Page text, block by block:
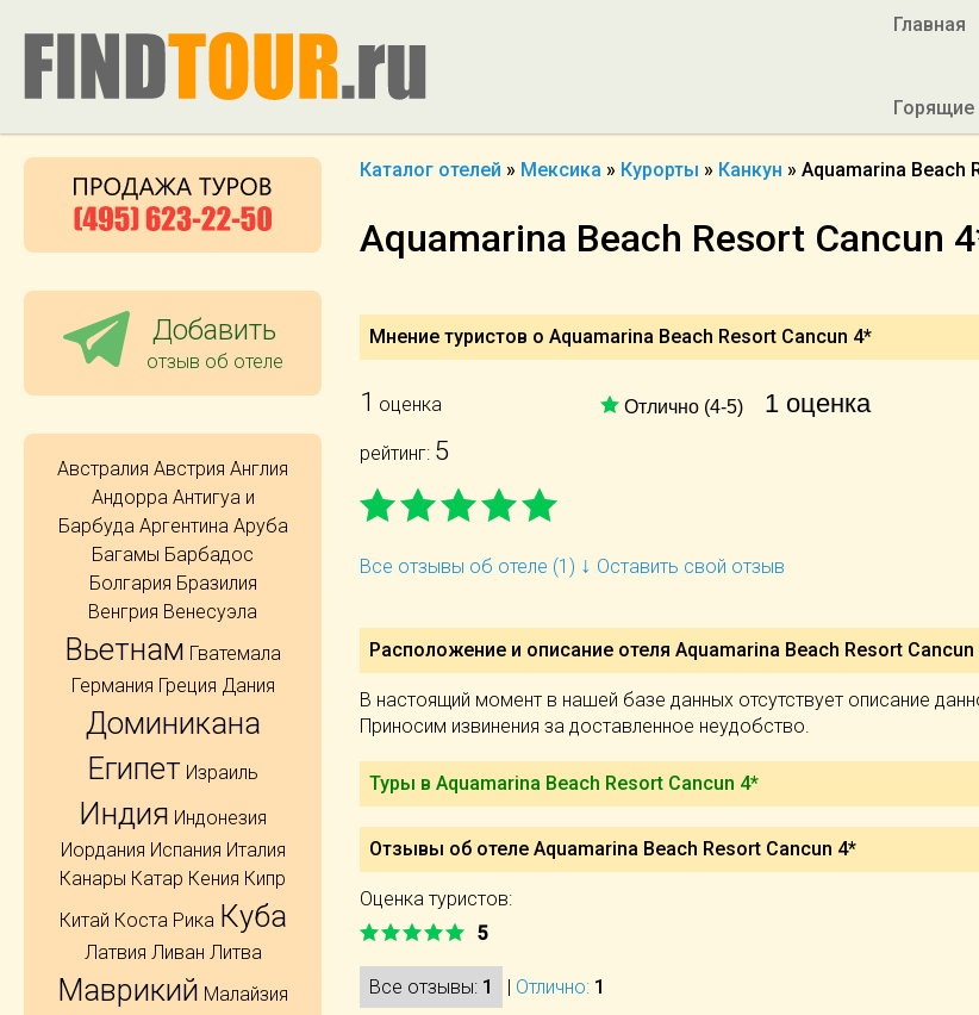
Главная
Горящие
Каталог отелей » Мексика » Курорты » Канкун » Aquamarina Beach
Aquamarina Beach Resort Cancun
Мнение туристов о Aquamarina Beach Resort Cancun 4*
1 оценка
рейтинг: 5
Отлично (4-5) 1 оценка
Все отзывы об отеле (1) ↓ Оставить свой отзыв
Расположение и описание отеля Aquamarina Beach Resort Cancun
В настоящий момент в нашей базе данных отсутствует описание
Приносим извинения за доставленное неудобство.
Туры в Aquamarina Beach Resort Cancun 4*
Отзывы об отеле Aquamarina Beach Resort Cancun 4*
Оценка туристов:
5
Все отзывы: 1 | Отлично: 1
Добавить
отзыв об отеле
Австралия Австрия Англия
Андорра Антигуа и
Барбуда Аргентина Аруба
Багамы Барбадос
Болгария Бразилия
Венгрия Венесуэла
Вьетнам Гватемала
Германия Греция Дания
Доминикана
Египет Израиль
Индия Индонезия
Иордания Испания Италия
Канары Катар Кения Кипр
Китай Коста Рика Куба
Латвия Ливан Литва
Маврикий Малайзия